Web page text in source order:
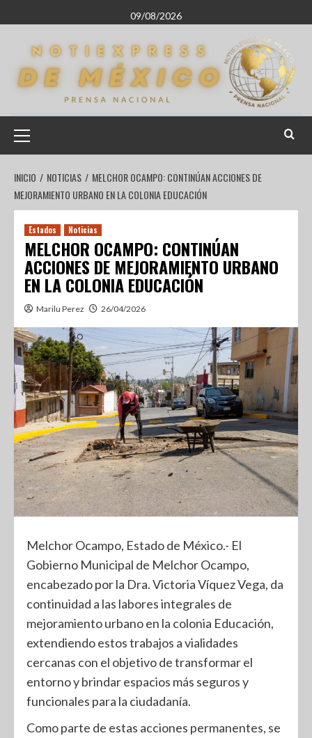
09/08/2026
INICIO NOTICIAS
MELCHOR OCAMPO: CONTINÚAN ACCIONES DE
MEJORAMIENTO URBANO EN LA COLONIA EDUCACIÓN
Estados Noticias
MELCHOR OCAMPO: CONTINÚAN
ACCIONES DE MEJORAMIENTO URBANO
EN LA COLONIA EDUCACIÓN
Marilu Perez 26/04/2026
Melchor Ocampo, Estado de México.- El
Gobierno Municipal de Melchor Ocampo,
encabezado por la Dra. Victoria Víquez Vega, da
continuidad a las labores integrales de
mejoramiento urbano en la colonia Educación,
extendiendo estos trabajos a vialidades
cercanas con el objetivo de transformar el
entorno y brindar espacios más seguros y
funcionales para la ciudadanía.
Como parte de estas acciones permanentes, se